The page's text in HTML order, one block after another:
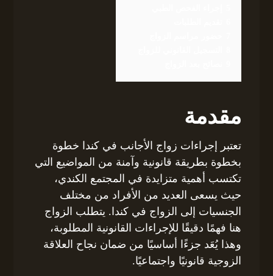
مقدمة
تعتبر إجراءات زواج الأجانب في كندا خطوة
بخطوة بطريقة قانونية وآمنة من المواضيع التي
تكتسب أهمية متزايدة في المجتمع الكندي،
حيث يسعى العديد من الأفراد من مختلف
الجنسيات إلى الزواج في كندا. يتطلب الزواج
هنا فهمًا دقيقًا للإجراءات القانونية المطلوبة،
وهذا يُعَد جزءًا أساسيًا من ضمان نجاح العلاقة
الزوجية قانونيًا واجتماعيًا.